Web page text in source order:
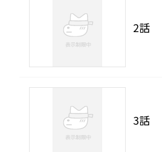
2話
3話